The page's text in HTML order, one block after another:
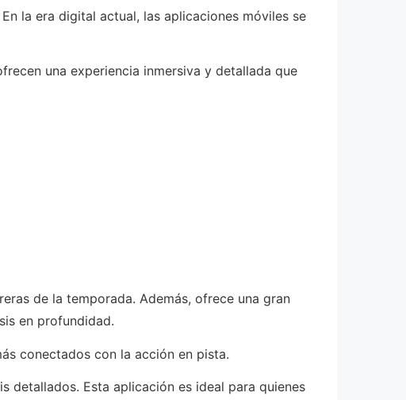
la era digital actual, las aplicaciones móviles se
una experiencia inmersiva y detallada que
de la temporada. Además, ofrece una gran
en profundidad.
conectados con la acción en pista.
detallados. Esta aplicación es ideal para quienes